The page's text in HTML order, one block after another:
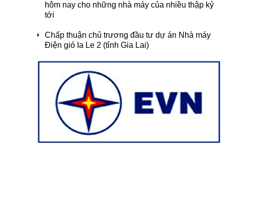
hôm nay cho những nhà máy của nhiều thập kỷ
tới
Chấp thuận chủ trương đầu tư dự án Nhà máy
Điện gió Ia Le 2 (tỉnh Gia Lai)